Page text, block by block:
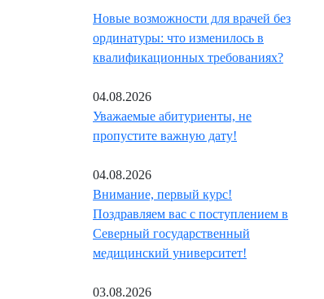
Новые возможности для врачей без
ординатуры: что изменилось в
квалификационных требованиях?
04.08.2026
Уважаемые абитуриенты, не
пропустите важную дату!
04.08.2026
Внимание, первый курс!
Поздравляем вас с поступлением в
Северный государственный
медицинский университет!
03.08.2026